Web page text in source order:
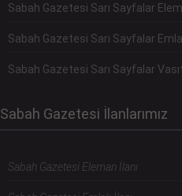
Sabah Gazetesi Sarı Sayfalar
Sabah Gazetesi Sarı Sayfalar
Sabah Gazetesi Sarı Sayfalar
Sabah Gazetesi İlanlarımız
Sabah Gazetesi Eleman İlanı